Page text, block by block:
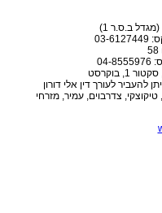
להעביר לעורך דין אלי דורון
טיקוצקי, צדרבוים, עמיר, מזרחי